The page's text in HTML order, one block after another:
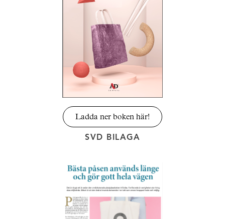
Ladda ner boken här!
SVD BILAGA